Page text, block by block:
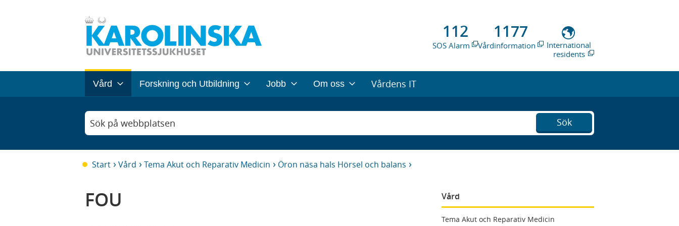
112
SOS Alarm
1177
Vårdinformation
International
residents
Vård Forskning och Utbildning Jobb Om oss Vårdens IT
Sök på webbplatsen Sök
Start Vård Tema Akut och Reparativ Medicin Öron näsa hals Hörsel och balans
Vård
Tema Akut och Reparativ Medicin
FOU